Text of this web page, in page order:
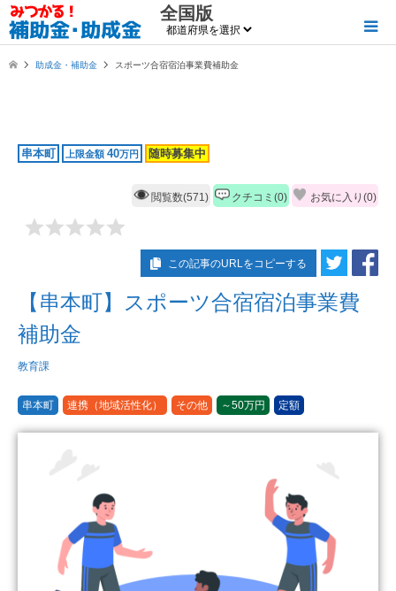
全国版
助成金・補助金 スポーツ合宿宿泊事業費補助金
串本町 上限金額 40万円 随時募集中
閲覧数(571) クチコミ(0) お気に入り(0)
この記事のURLをコピーする
【串本町】スポーツ合宿宿泊事業費
補助金
教育課
串本町 連携（地域活性化） その他 ～50万円 定額